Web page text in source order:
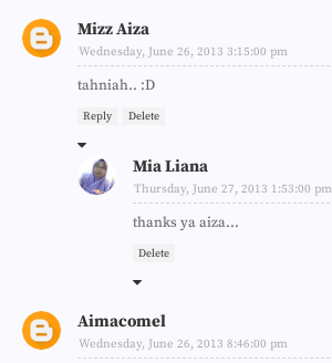
Mizz Aiza
Wednesday, June 26, 2013 3:15:00 pm
tahniah.. :D
Reply Delete
Mia Liana
Thursday, June 27, 2013 1:53:00 pm
thanks ya aiza...
Delete
Aimacomel
Wednesday, June 26, 2013 8:46:00 pm